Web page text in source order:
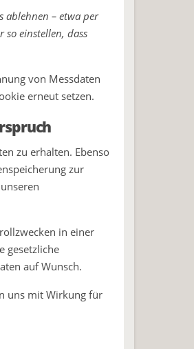
ablehnen – etwa per
so einstellen, dass
von Messdaten
erneut setzen.
zu erhalten. Ebenso
zur
in einer
gesetzliche
auf Wunsch.
uns mit Wirkung für